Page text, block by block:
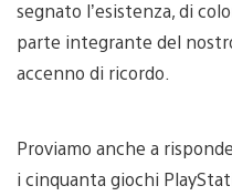
segnato l’esistenza, di
parte integrante del
accenno di ricordo.
Proviamo anche a
i cinquanta giochi